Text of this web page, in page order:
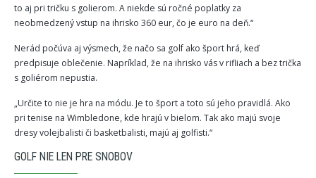
to aj pri tričku s golierom. A niekde sú ročné poplatky za
neobmedzený vstup na ihrisko 360 eur, čo je euro na deň.“
Nerád počúva aj výsmech, že načo sa golf ako šport hrá, keď
predpisuje oblečenie. Napríklad, že na ihrisko vás v rifliach a bez trička
s goliérom nepustia.
„Určite to nie je hra na módu. Je to šport a toto sú jeho pravidlá. Ako
pri tenise na Wimbledone, kde hrajú v bielom. Tak ako majú svoje
dresy volejbalisti či basketbalisti, majú aj golfisti.“
GOLF NIE LEN PRE SNOBOV